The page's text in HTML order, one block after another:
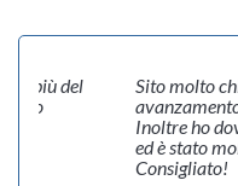
più del
Sito molto
Inoltre ho
ed è stato
Consigliato!